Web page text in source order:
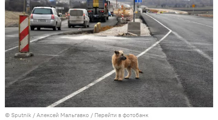
© Sputnik / Алексей Мальгавко / Перейти в фотобанк